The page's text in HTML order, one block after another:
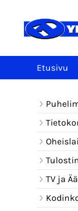
Etusivu
TV ja